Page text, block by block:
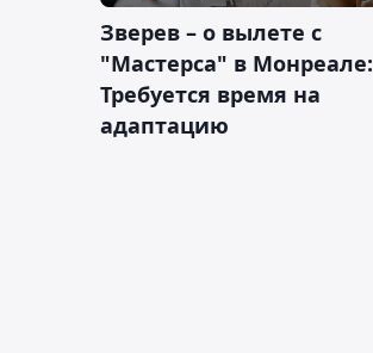
Зверев – о вылете с
"Мастерса" в Монреале:
Требуется время на
адаптацию